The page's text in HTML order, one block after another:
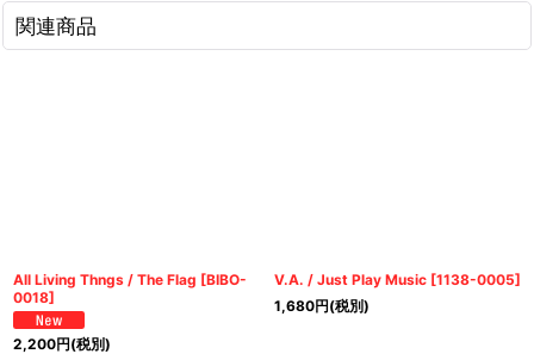
関連商品
All Living Thngs / The Flag [BIBO-
0018]
2,200円(税別)
V.A. / Just Play Music [1138-0005]
1,680円(税別)